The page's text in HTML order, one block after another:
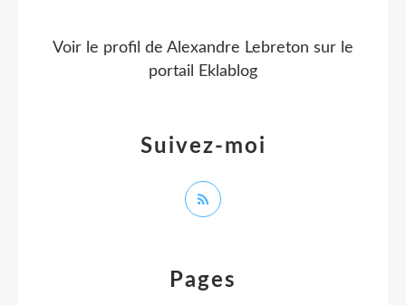
Pages
Suivez-moi
Voir le profil de Alexandre Lebreton sur le
portail Eklablog